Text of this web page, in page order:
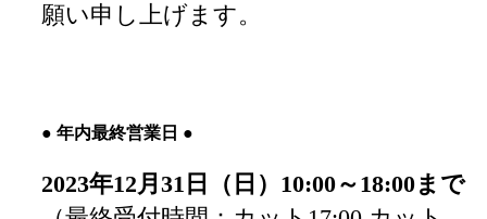
願い申し上げます。
● 年内最終営業日 ●
2023年12月31日（日）10:00～18:00まで